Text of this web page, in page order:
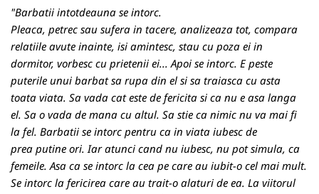
"Barbatii intotdeauna se intorc.
Pleaca, petrec sau sufera in tacere, analizeaza tot, compara
relatiile avute inainte, isi amintesc, stau cu poza ei in
dormitor, vorbesc cu prietenii ei... Apoi se intorc. E peste
puterile unui barbat sa rupa din el si sa traiasca cu asta
toata viata. Sa vada cat este de fericita si ca nu e asa langa
el. Sa o vada de mana cu altul. Sa stie ca nimic nu va mai fi
la fel. Barbatii se intorc pentru ca in viata iubesc de
prea putine ori. Iar atunci cand nu iubesc, nu pot simula, ca
femeile. Asa ca se intorc la cea pe care au iubit-o cel mai mult.
Se intorc la fericirea care au trait-o alaturi de ea. La viitorul